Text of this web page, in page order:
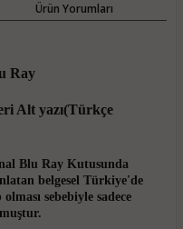
Ürün Yorumları
Ray
Alt yazı(Türkçe
Blu Ray Kutusunda
belgesel Türkiye'de
sebebiyle sadece